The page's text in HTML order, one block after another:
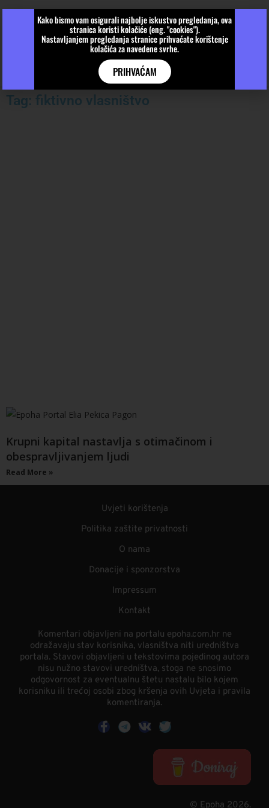
Tag: fiktivno vlasništvo
Krupni kapital nastavlja s otimačinom i
obespravljivanjem ljudi
Read More »
Uvjeti korištenja
Politika zaštite privatnosti
O nama
Donacije i sponzorstva
Impressum
Kontakt
Komentari objavljeni na portalu epoha.com.hr ne
odražavaju stav korisnika, vlasništva niti uredništva
portala. Stavovi objavljeni u tekstovima pojedinog autora
nisu nužno stavovi uredništva, stoga ne snosimo
odgovornost za eventualnu štetu nastalu bilo kojem
korisniku ili trećoj osobi zbog kršenja ovih Uvjeta i pravila
komentiranja.
© Epoha 2026.
Kako bismo vam osigurali najbolje iskustvo pregledanja, ova
stranica koristi kolačiće (eng. "cookies").
Nastavljanjem pregledanja stranice prihvaćate korištenje
kolačića za navedene svrhe.
PRIHVAĆAM